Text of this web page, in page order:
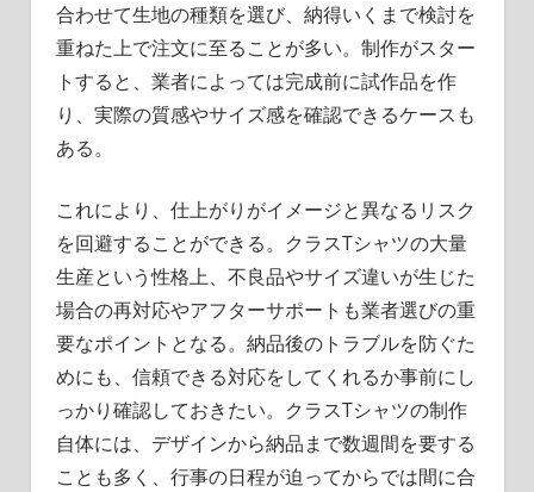
合わせて生地の種類を選び、納得いくまで検討を
重ねた上で注文に至ることが多い。制作がスター
トすると、業者によっては完成前に試作品を作
り、実際の質感やサイズ感を確認できるケースも
ある。
これにより、仕上がりがイメージと異なるリスク
を回避することができる。クラスTシャツの大量
生産という性格上、不良品やサイズ違いが生じた
場合の再対応やアフターサポートも業者選びの重
要なポイントとなる。納品後のトラブルを防ぐた
めにも、信頼できる対応をしてくれるか事前にし
っかり確認しておきたい。クラスTシャツの制作
自体には、デザインから納品まで数週間を要する
ことも多く、行事の日程が迫ってからでは間に合